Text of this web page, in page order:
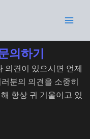
의하기
의견이 있으시면 언제
분의 의견을 소중히
항상 귀 기울이고 있